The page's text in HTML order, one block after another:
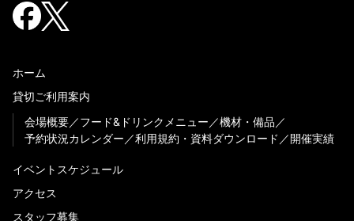
ホーム
貸切ご利用案内
会場概要
フード&ドリンクメニュー
機材・備品
予約状況カレンダー
利用規約・資料ダウンロード 開催実績
イベントスケジュール
アクセス
スタッフ募集